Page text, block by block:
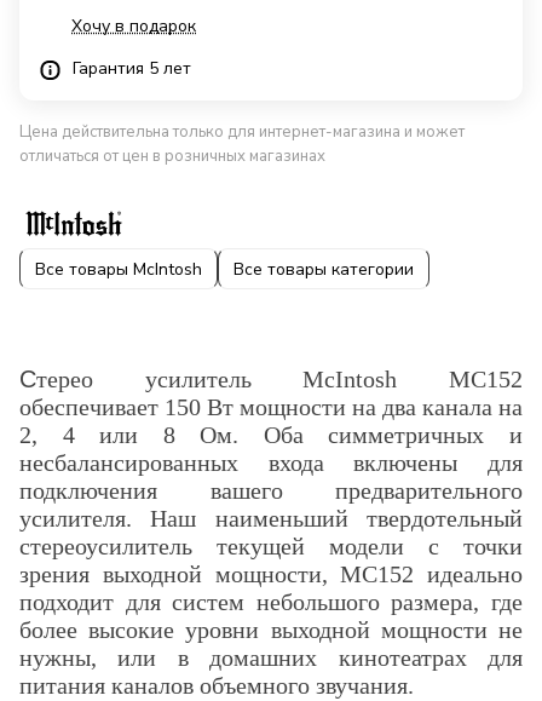
Хочу в подарок
Гарантия 5 лет
Цена действительна только для интернет-магазина и может
отличаться от цен в розничных магазинах
Все товары McIntosh Все товары категории
Стерео усилитель McIntosh MC152
обеспечивает 150 Вт мощности на два канала на
2, 4 или 8 Ом. Оба симметричных и
несбалансированных входа включены для
подключения вашего предварительного
усилителя.Наш наименьший твердотельный
стереоусилитель текущей модели с точки
зрения выходной мощности, MC152 идеально
подходит для систем небольшого размера, где
более высокие уровни выходной мощности не
нужны, или в домашних кинотеатрах для
питания каналов объемного звучания.